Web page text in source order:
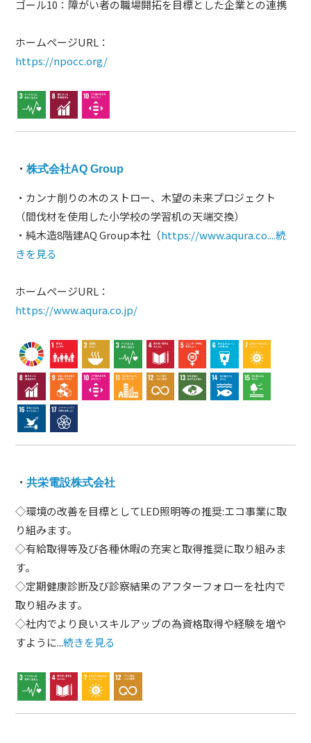
ゴール10：障がい者の職場開拓を目標とした企業との連携
ホームページURL：
https://npocc.org/
・株式会社AQ Group
・カンナ削りの木のストロー、木望の未来プロジェクト
（間伐材を使用した小学校の学習机の天端交換）
・純木造8階建AQ Group本社（https://www.aqura.co....続
きを見る
ホームページURL：
https://www.aqura.co.jp/
・共栄電設株式会社
◇環境の改善を目標としてLED照明等の推奨:エコ事業に取
り組みます。
◇有給取得等及び各種休暇の充実と取得推奨に取り組みま
す。
◇定期健康診断及び診察結果のアフターフォローを社内で
取り組みます。
◇社内でより良いスキルアップの為資格取得や経験を増や
すように...続きを見る